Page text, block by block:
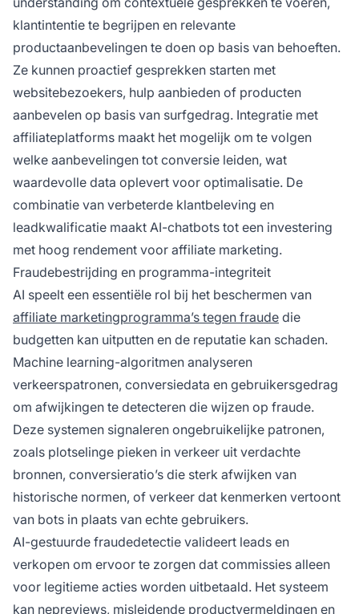
klantintentie te begrijpen en relevante
productaanbevelingen te doen op basis van behoeften.
Ze kunnen proactief gesprekken starten met
websitebezoekers, hulp aanbieden of producten
aanbevelen op basis van surfgedrag. Integratie met
affiliateplatforms maakt het mogelijk om te volgen
welke aanbevelingen tot conversie leiden, wat
waardevolle data oplevert voor optimalisatie. De
combinatie van verbeterde klantbeleving en
leadkwalificatie maakt AI-chatbots tot een investering
met hoog rendement voor affiliate marketing.
Fraudebestrijding en programma-integriteit
AI speelt een essentiële rol bij het beschermen van
affiliate marketingprogramma’s tegen fraude die
budgetten kan uitputten en de reputatie kan schaden.
Machine learning-algoritmen analyseren
verkeerspatronen, conversiedata en gebruikersgedrag
om afwijkingen te detecteren die wijzen op fraude.
Deze systemen signaleren ongebruikelijke patronen,
zoals plotselinge pieken in verkeer uit verdachte
bronnen, conversieratio’s die sterk afwijken van
historische normen, of verkeer dat kenmerken vertoont
van bots in plaats van echte gebruikers.
AI-gestuurde fraudedetectie valideert leads en
verkopen om ervoor te zorgen dat commissies alleen
voor legitieme acties worden uitbetaald. Het systeem
kan nepreviews, misleidende productvermeldingen en